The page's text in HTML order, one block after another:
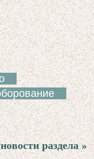
раздела »